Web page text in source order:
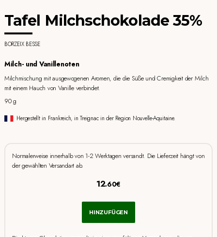
Tafel Milchschokolade 35%
BORZEIX BESSE
Milch- und Vanillenoten
Milchmischung mit ausgewogenen Aromen, die die Süße und Cremigkeit der Milch
mit einem Hauch von Vanille verbindet.
90 g
Hergestellt in Frankreich, in Treignac in der Region Nouvelle-Aquitaine.
Normalerweise innerhalb von 1-2 Werktagen versandt. Die Lieferzeit hängt von
der gewählten Versandart ab.
12.60€
HINZUFÜGEN